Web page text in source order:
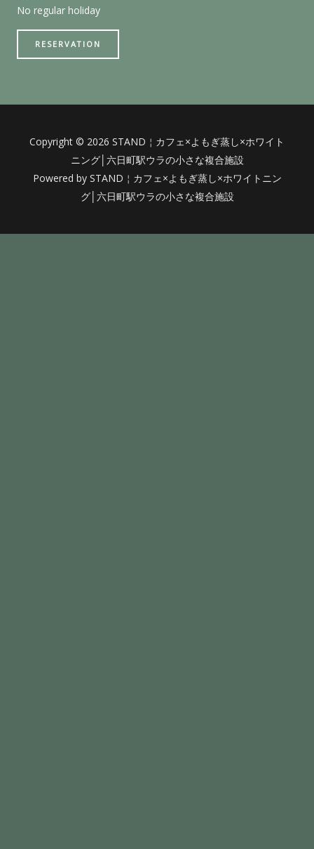
No regular holiday
RESERVATION
Copyright © 2026 STAND￤カフェ×よもぎ蒸し×ホワイト
ニング│六日町駅ウラの小さな複合施設
Powered by STAND￤カフェ×よもぎ蒸し×ホワイトニン
グ│六日町駅ウラの小さな複合施設